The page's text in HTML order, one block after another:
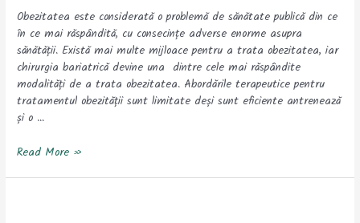
Obezitatea este considerată o problemă de sănătate publică din ce
în ce mai răspândită, cu consecințe adverse enorme asupra
sănătății. Există mai multe mijloace pentru a trata obezitatea, iar
chirurgia bariatrică devine una dintre cele mai răspândite
modalități de a trata obezitatea. Abordările terapeutice pentru
tratamentul obezității sunt limitate deși sunt eficiente antrenează
și o …
Read More »